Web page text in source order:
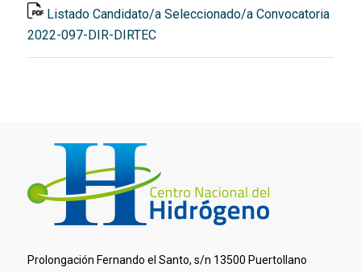
Listado Candidato/a Seleccionado/a Convocatoria
2022-097-DIR-DIRTEC
Prolongación Fernando el Santo, s/n 13500 Puertollano